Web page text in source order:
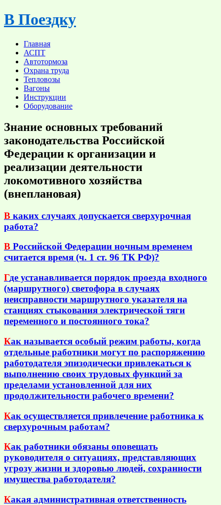
Skip
to
В Поездку
Главная
АСПТ
Автотормоза
Охрана труда
Тепловозы
Вагоны
Инструкции
Оборудование
Знание основных требований
законодательства Российской
Федерации к организации и
реализации деятельности
локомотивного хозяйства
(внеплановая)
В каких случаях допускается сверхурочная
работа?
В Российской Федерации ночным временем
считается время (ч. 1 ст. 96 ТК РФ)?
Где устанавливается порядок проезда входного
(маршрутного) светофора в случаях
неисправности маршрутного указателя на
станциях стыкования электрической тяги
переменного и постоянного тока?
Как называется особый режим работы, когда
отдельные работники могут по распоряжению
работодателя эпизодически привлекаться к
выполнению своих трудовых функций за
пределами установленной для них
продолжительности рабочего времени?
Как осуществляется привлечение работника к
сверхурочным работам?
Как работники обязаны оповещать
руководителя о ситуациях, представляющих
угрозу жизни и здоровью людей, сохранности
имущества работодателя?
Какая административная ответственность